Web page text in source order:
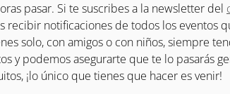
pasar. Si te suscribes a la newsletter del
recibir notificaciones de todos los eventos
solo, con amigos o con niños, siempre
y podemos asegurarte que te lo pasarás
¡lo único que tienes que hacer es venir!